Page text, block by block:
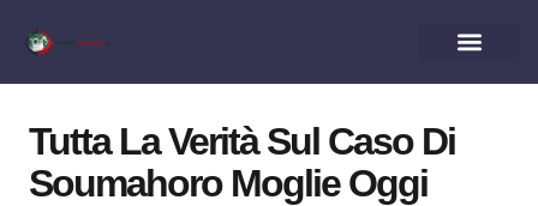
Tutta La Verità Sul Caso Di
Soumahoro Moglie Oggi